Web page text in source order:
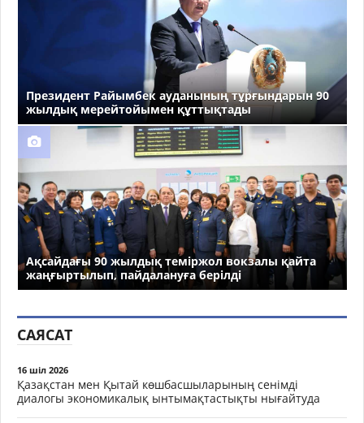
Президент Райымбек ауданының тұрғындарын 90
жылдық мерейтойымен құттықтады
Ақсайдағы 90 жылдық теміржол вокзалы қайта
жаңғыртылып, пайдалануға берілді
САЯСАТ
16 шіл 2026
Қазақстан мен Қытай көшбасшыларының сенімді
диалогы экономикалық ынтымақтастықты нығайтуда